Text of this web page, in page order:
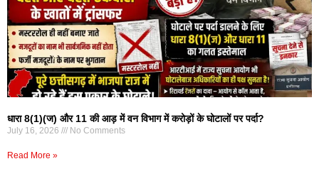
धारा 8(1)(ज) और 11 की आड़ में वन विभाग में करोड़ों के घोटालों पर पर्दा?
July 16, 2026 No Comments
Read More »